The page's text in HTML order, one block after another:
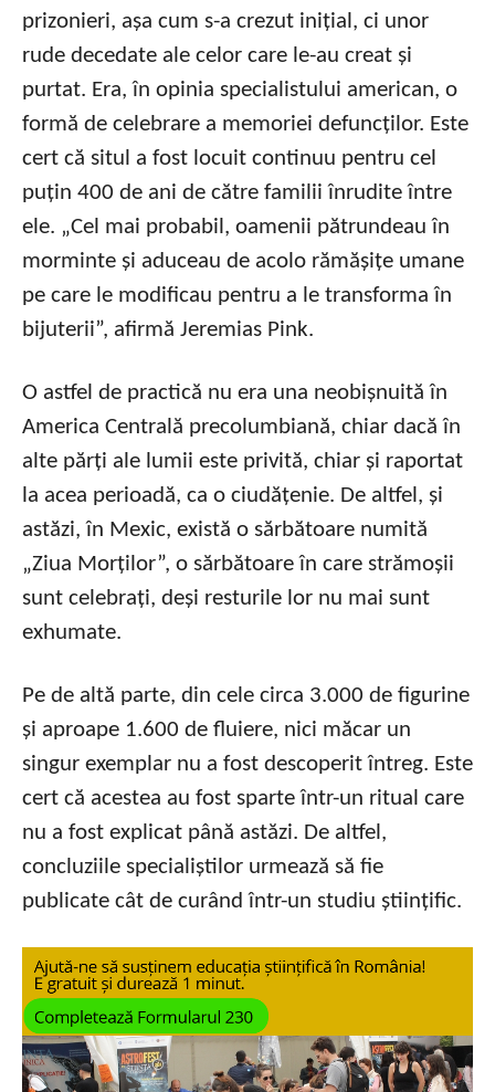
prizonieri, așa cum s-a crezut inițial, ci unor
rude decedate ale celor care le-au creat și
purtat. Era, în opinia specialistului american, o
formă de celebrare a memoriei defuncților. Este
cert că situl a fost locuit continuu pentru cel
puțin 400 de ani de către familii înrudite între
ele. „Cel mai probabil, oamenii pătrundeau în
morminte și aduceau de acolo rămășițe umane
pe care le modificau pentru a le transforma în
bijuterii”, afirmă Jeremias Pink.
O astfel de practică nu era una neobișnuită în
America Centrală precolumbiană, chiar dacă în
alte părți ale lumii este privită, chiar și raportat
la acea perioadă, ca o ciudățenie. De altfel, și
astăzi, în Mexic, există o sărbătoare numită
„Ziua Morților”, o sărbătoare în care strămoșii
sunt celebrați, deși resturile lor nu mai sunt
exhumate.
Pe de altă parte, din cele circa 3.000 de figurine
și aproape 1.600 de fluiere, nici măcar un
singur exemplar nu a fost descoperit întreg. Este
cert că acestea au fost sparte într-un ritual care
nu a fost explicat până astăzi. De altfel,
concluziile specialiștilor urmează să fie
publicate cât de curând într-un studiu științific.